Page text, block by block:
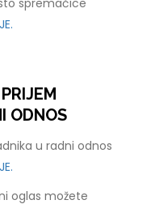
spremačice
ODNOS
u radni odnos
oglas možete